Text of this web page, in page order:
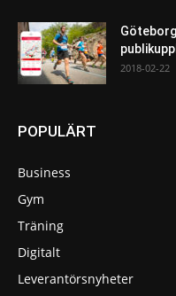
2018-02-22
POPULÄRT
Business
Gym
Träning
Digitalt
Leverantörsnyheter